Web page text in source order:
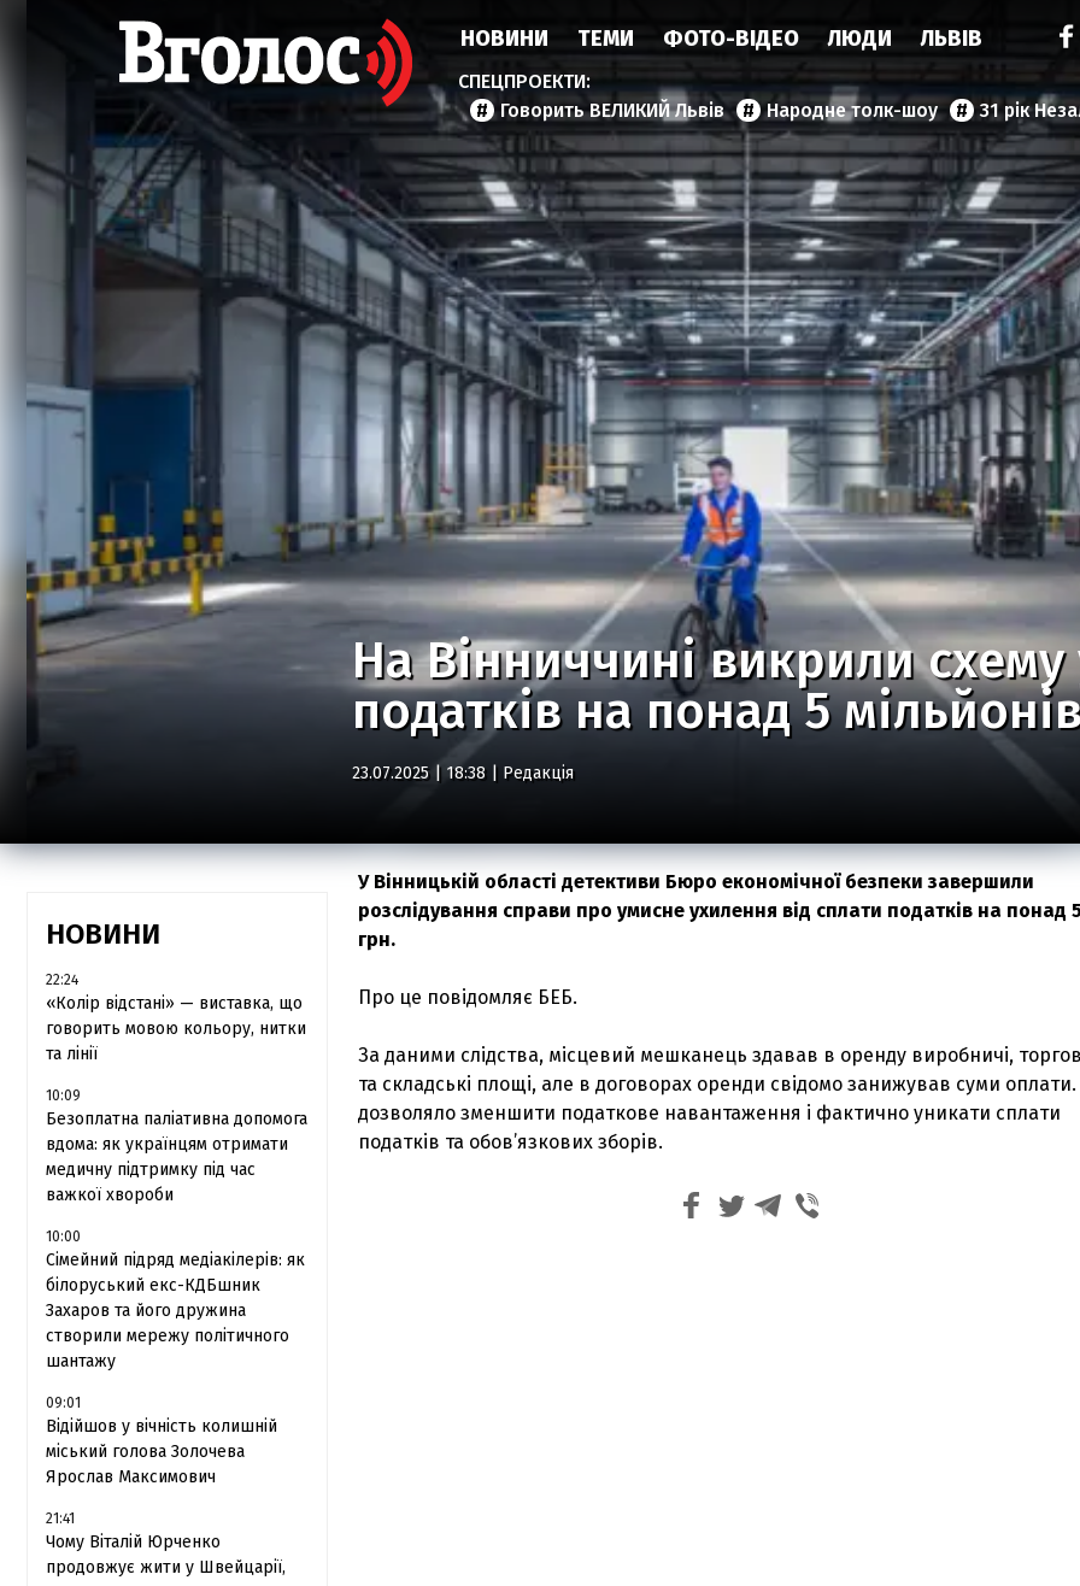
НОВИНИ ТЕМИ ФОТО-ВІДЕО ЛЮДИ ЛЬВІВ
Говорить ВЕЛИКИЙ Львів Народне толк-шоу 31 рік
На Вінниччині викрили схему
податків на понад 5
23.07.2025 | 18:38 | Редакція
НОВИНИ
22:24
«Колір відстані» — виставка, що
говорить мовою кольору, нитки
та лінії
10:09
Безоплатна паліативна допомога
вдома: як українцям отримати
медичну підтримку під час
важкої хвороби
10:00
Сімейний підряд медіакілерів: як
білоруський екс-КДБшник
Захаров та його дружина
створили мережу політичного
шантажу
09:01
Відійшов у вічність колишній
міський голова Золочева
Ярослав Максимович
21:41
Чому Віталій Юрченко
продовжує жити у Швейцарії,
У Вінницькій області детективи Бюро економічної безпеки завершили
розслідування справи про умисне ухилення від сплати податків на понад
грн.
Про це повідомляє БЕБ.
За даними слідства, місцевий мешканець здавав в оренду виробничі,
та складські площі, але в договорах оренди свідомо занижував суми
дозволяло зменшити податкове навантаження і фактично уникати сплати
податків та обов’язкових зборів.